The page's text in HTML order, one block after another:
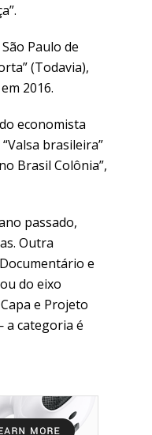
Paulo de
(Todavia),
2016.
economista
brasileira”
Brasil Colônia”,
passado,
Outra
e
do eixo
e Projeto
a categoria é